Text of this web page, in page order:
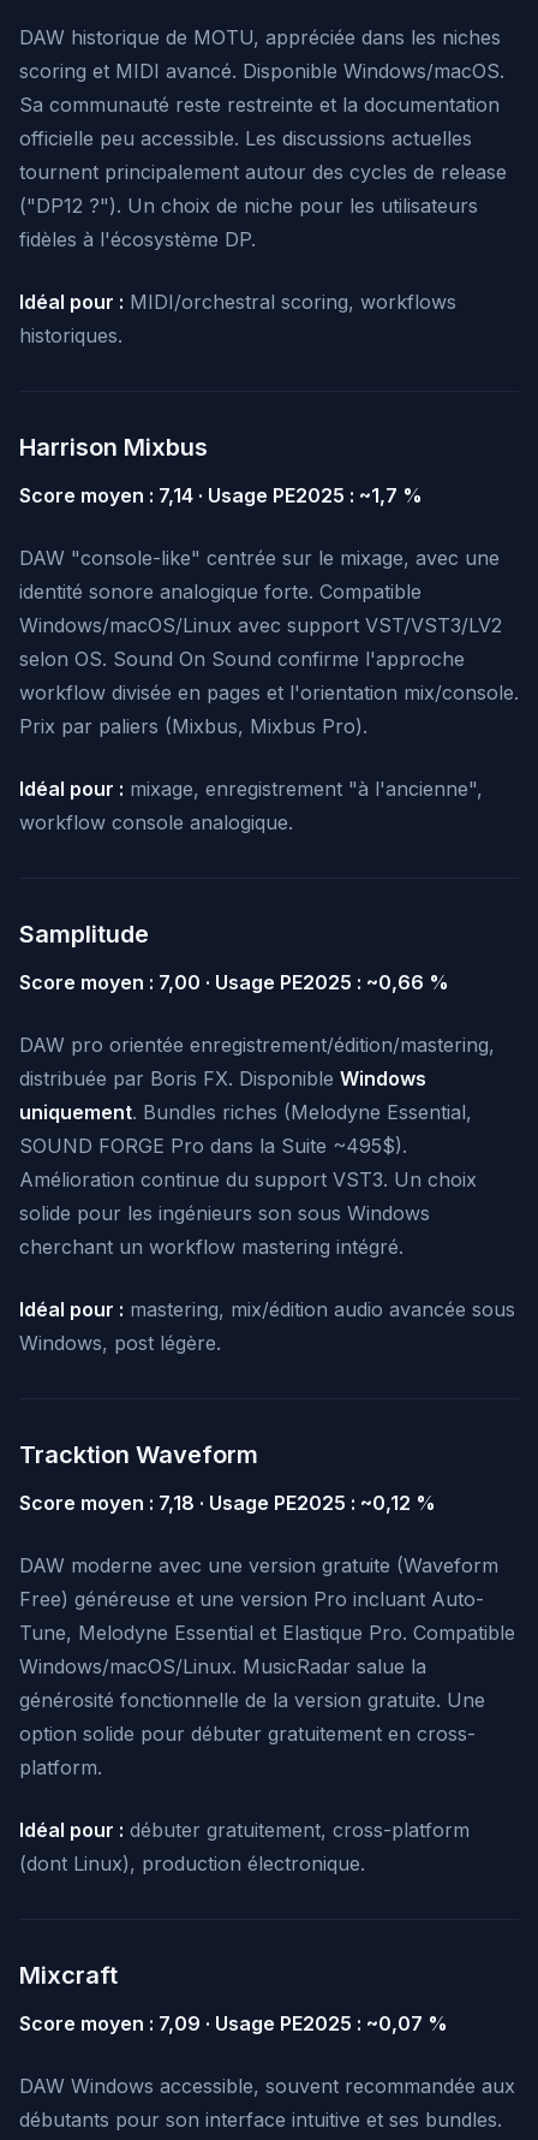
DAW historique de MOTU, appréciée dans les niches
scoring et MIDI avancé. Disponible Windows/macOS.
Sa communauté reste restreinte et la documentation
officielle peu accessible. Les discussions actuelles
tournent principalement autour des cycles de release
("DP12 ?"). Un choix de niche pour les utilisateurs
fidèles à l'écosystème DP.
Idéal pour : MIDI/orchestral scoring, workflows
historiques.
Harrison Mixbus
Score moyen : 7,14 · Usage PE2025 : ~1,7 %
DAW "console-like" centrée sur le mixage, avec une
identité sonore analogique forte. Compatible
Windows/macOS/Linux avec support VST/VST3/LV2
selon OS. Sound On Sound confirme l'approche
workflow divisée en pages et l'orientation mix/console.
Prix par paliers (Mixbus, Mixbus Pro).
Idéal pour : mixage, enregistrement "à l'ancienne",
workflow console analogique.
Samplitude
Score moyen : 7,00 · Usage PE2025 : ~0,66 %
DAW pro orientée enregistrement/édition/mastering,
distribuée par Boris FX. Disponible Windows
uniquement. Bundles riches (Melodyne Essential,
SOUND FORGE Pro dans la Suite ~495$).
Amélioration continue du support VST3. Un choix
solide pour les ingénieurs son sous Windows
cherchant un workflow mastering intégré.
Idéal pour : mastering, mix/édition audio avancée sous
Windows, post légère.
Tracktion Waveform
Score moyen : 7,18 · Usage PE2025 : ~0,12 %
DAW moderne avec une version gratuite (Waveform
Free) généreuse et une version Pro incluant Auto-
Tune, Melodyne Essential et Elastique Pro. Compatible
Windows/macOS/Linux. MusicRadar salue la
générosité fonctionnelle de la version gratuite. Une
option solide pour débuter gratuitement en cross-
platform.
Idéal pour : débuter gratuitement, cross-platform
(dont Linux), production électronique.
Mixcraft
Score moyen : 7,09 · Usage PE2025 : ~0,07 %
DAW Windows accessible, souvent recommandée aux
débutants pour son interface intuitive et ses bundles.